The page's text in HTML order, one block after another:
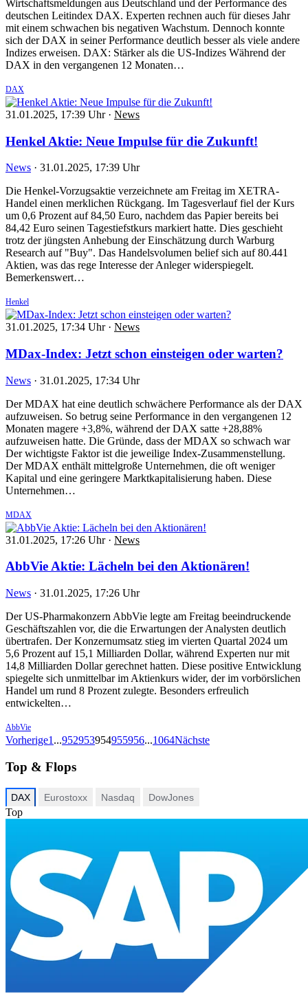
Wirtschaftsmeldungen aus Deutschland und der Performance des
deutschen Leitindex DAX. Experten rechnen auch für dieses Jahr
mit einem schwachen bis negativen Wachstum. Dennoch konnte
sich der DAX in seiner Performance deutlich besser als viele andere
Indizes erweisen. DAX: Stärker als die US-Indizes Während der
DAX in den vergangenen 12 Monaten…
DAX
31.01.2025, 17:39 Uhr · News
Henkel Aktie: Neue Impulse für die Zukunft!
News · 31.01.2025, 17:39 Uhr
Die Henkel-Vorzugsaktie verzeichnete am Freitag im XETRA-
Handel einen merklichen Rückgang. Im Tagesverlauf fiel der Kurs
um 0,6 Prozent auf 84,50 Euro, nachdem das Papier bereits bei
84,42 Euro seinen Tagestiefstkurs markiert hatte. Dies geschieht
trotz der jüngsten Anhebung der Einschätzung durch Warburg
Research auf "Buy". Das Handelsvolumen belief sich auf 80.441
Aktien, was das rege Interesse der Anleger widerspiegelt.
Bemerkenswert…
Henkel
31.01.2025, 17:34 Uhr · News
MDax-Index: Jetzt schon einsteigen oder warten?
News · 31.01.2025, 17:34 Uhr
Der MDAX hat eine deutlich schwächere Performance als der DAX
aufzuweisen. So betrug seine Performance in den vergangenen 12
Monaten magere +3,8%, während der DAX satte +28,88%
aufzuweisen hatte. Die Gründe, dass der MDAX so schwach war
Der wichtigste Faktor ist die jeweilige Index-Zusammenstellung.
Der MDAX enthält mittelgroße Unternehmen, die oft weniger
Kapital und eine geringere Marktkapitalisierung haben. Diese
Unternehmen…
MDAX
31.01.2025, 17:26 Uhr · News
AbbVie Aktie: Lächeln bei den Aktionären!
News · 31.01.2025, 17:26 Uhr
Der US-Pharmakonzern AbbVie legte am Freitag beeindruckende
Geschäftszahlen vor, die die Erwartungen der Analysten deutlich
übertrafen. Der Konzernumsatz stieg im vierten Quartal 2024 um
5,6 Prozent auf 15,1 Milliarden Dollar, während Experten nur mit
14,8 Milliarden Dollar gerechnet hatten. Diese positive Entwicklung
spiegelte sich unmittelbar im Aktienkurs wider, der im vorbörslichen
Handel um rund 8 Prozent zulegte. Besonders erfreulich
entwickelten…
AbbVie
Vorherige1 ...952953954955956...1064Nächste
Top & Flops
DAX Eurostoxx Nasdaq DowJones
Top